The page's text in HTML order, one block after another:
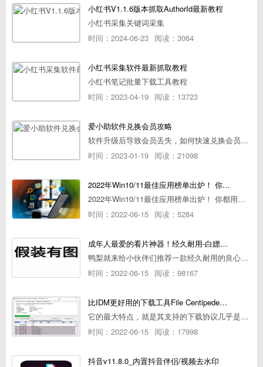
小红书V1.1.6版本抓取AuthorId最新教程
小红书采集关键词采集
时间：2024-06-23 阅读：3064
小红书采集软件最新抓取教程
小红书笔记批量下载工具教程
时间：2023-04-19 阅读：13723
爱小助软件兑换会员攻略
软件升级后导致会员丢失，如何快速兑换会员详细攻略
时间：2023-01-19 阅读：21098
2022年Win10/11最佳应用榜单出炉！ 你都用过几个？
2022年Win10/11最佳应用榜单出炉！ 你都用过几个？
时间：2022-06-15 阅读：5284
成年人最爱的看片神器！经久耐用-白嫖全网资源
鸭梨就来给小伙伴们推荐一款经久耐用的良心播放器，资源齐全无广告，可以放心使用~
时间：2022-06-15 阅读：98167
比IDM更好用的下载工具File Centipede文件蜈蚣-秒杀迅雷-直接飞起！
它的最大特点，就是其支持的下载协议几乎是市面上最全面的，包括HTTP/FTP、BT种子、磁力链接，m3u8流任务（AES-128解密）。
时间：2022-06-15 阅读：17998
抖音v11.8.0_内置抖音伴侣/视频去水印